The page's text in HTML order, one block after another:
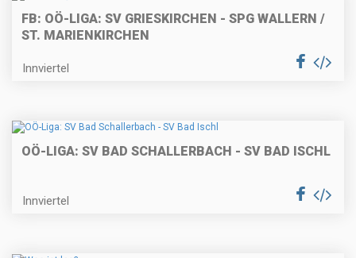
FB: OÖ-LIGA: SV GRIESKIRCHEN - SPG WALLERN /
ST. MARIENKIRCHEN
Innviertel
OÖ-LIGA: SV BAD SCHALLERBACH - SV BAD ISCHL
Innviertel